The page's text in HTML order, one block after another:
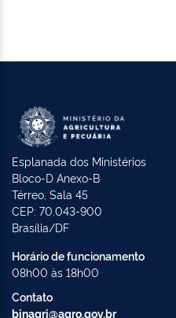
Esplanada dos Ministérios
Bloco-D Anexo-B
Térreo, Sala 45
CEP: 70.043-900
Brasília/DF
Horário de funcionamento
08h00 às 18h00
Contato
binagri@agro.gov.br